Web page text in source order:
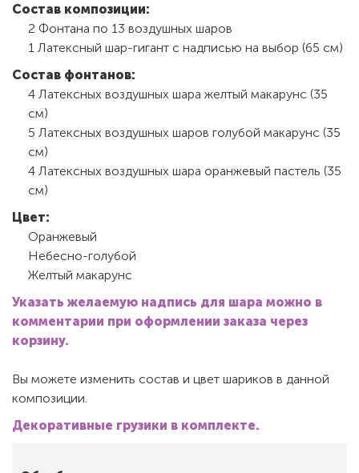
Состав композиции:
2 Фонтана по 13 воздушных шаров
1 Латексный шар-гигант с надписью на выбор (65 см)
Состав фонтанов:
4 Латексных воздушных шара желтый макарунс (35
см)
5 Латексных воздушных шаров голубой макарунс (35
см)
4 Латексных воздушных шара оранжевый пастель (35
см)
Цвет:
Оранжевый
Небесно-голубой
Желтый макарунс
Указать желаемую надпись для шара можно в
комментарии при оформлении заказа через
корзину.
Вы можете изменить состав и цвет шариков в данной
композиции.
Декоративные грузики в комплекте.